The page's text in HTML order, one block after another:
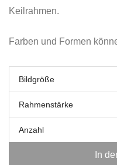
Keilrahmen.
Farben und Formen
Bildgröße
Rahmenstärke
Anzahl
In